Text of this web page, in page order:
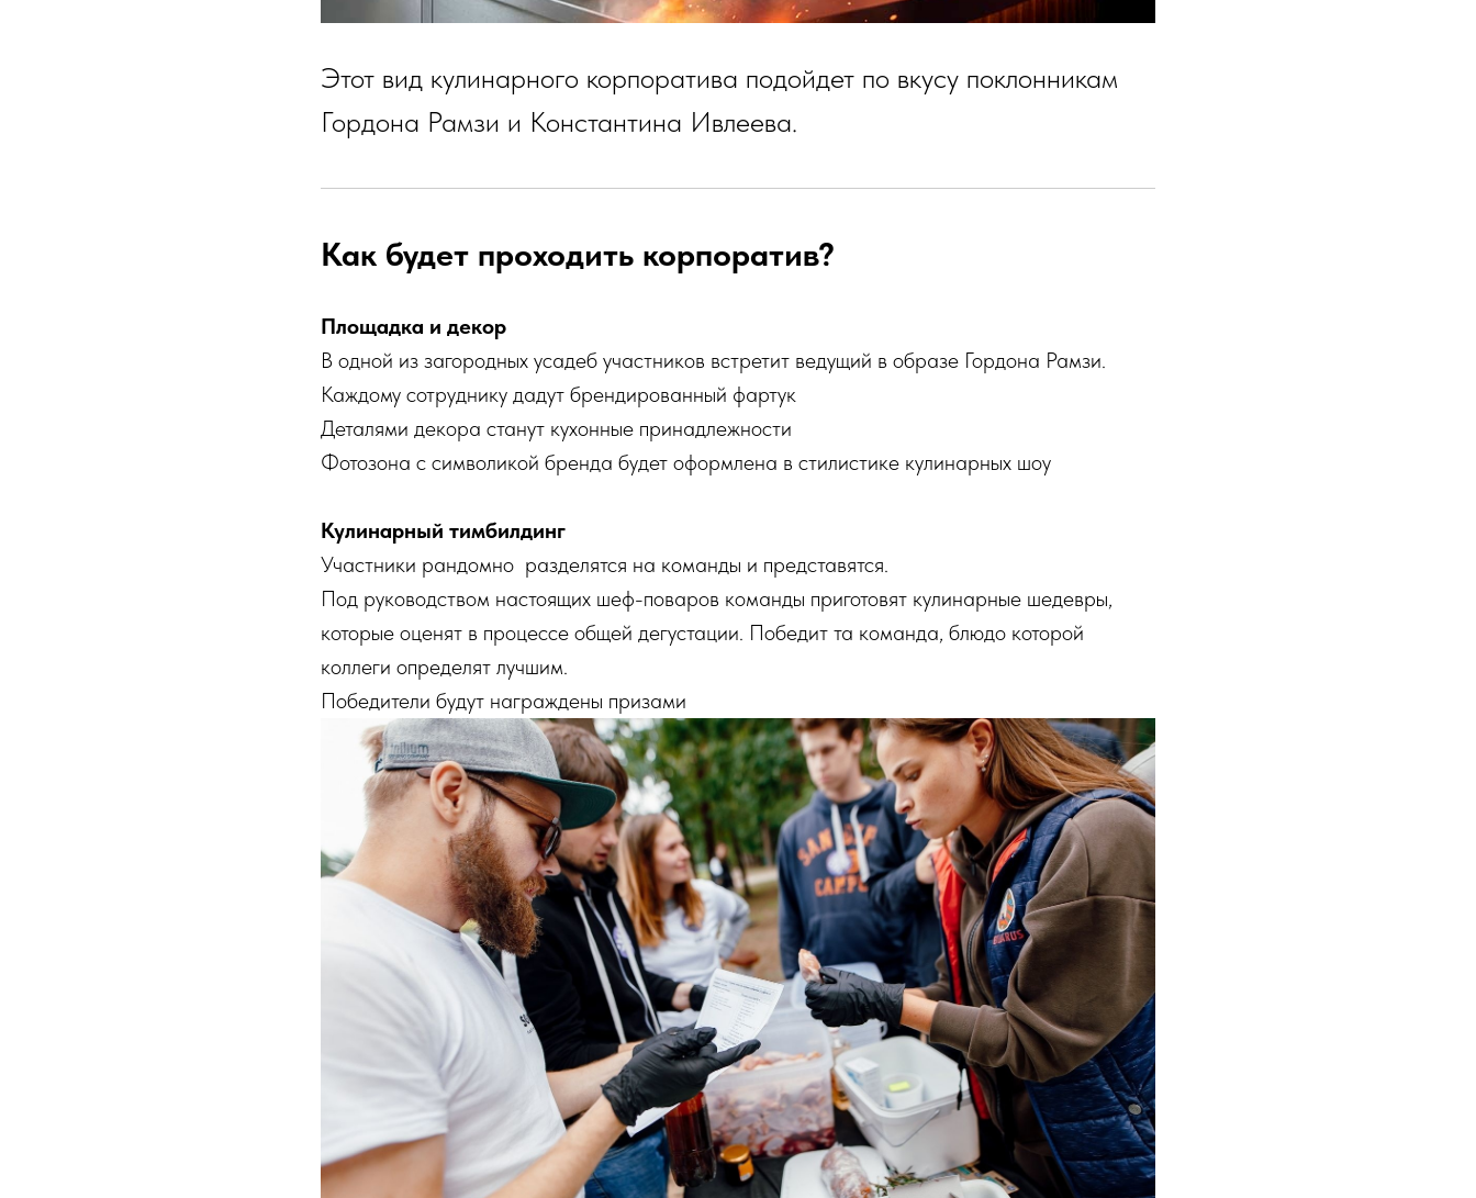
Этот вид кулинарного корпоратива подойдет по вкусу поклонникам
Гордона Рамзи и Константина Ивлеева.
Как будет проходить корпоратив?
Площадка и декор
В одной из загородных усадеб участников встретит ведущий в образе Гордона Рамзи.
Каждому сотруднику дадут брендированный фартук
Деталями декора станут кухонные принадлежности
Фотозона с символикой бренда будет оформлена в стилистике кулинарных шоу
Кулинарный тимбилдинг
Участники рандомно разделятся на команды и представятся.
Под руководством настоящих шеф-поваров команды приготовят кулинарные шедевры,
которые оценят в процессе общей дегустации. Победит та команда, блюдо которой
коллеги определят лучшим.
Победители будут награждены призами